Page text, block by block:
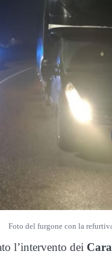
Foto del furgone con la
l’intervento dei